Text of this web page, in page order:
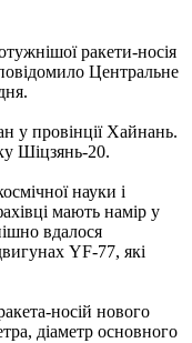
ракети-носія
Центральне
у провінції Хайнань.
Шіцзянь-20.
науки і
мають намір у
вдалося
YF-77, які
носій нового
діаметр основного